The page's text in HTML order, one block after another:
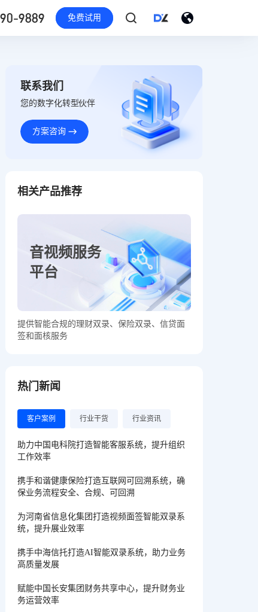
9889 免费试用
联系我们
您的数字化转型伙伴
方案咨询
相关产品推荐
音视频服务
平台
提供智能合规的理财双录、保险双录、信贷面
签和面核服务
热门新闻
客户案例 行业干货 行业资讯
助力中国电科院打造智能客服系统，提升组织
工作效率
携手和谐健康保险打造互联网可回溯系统，确
保业务流程安全、合规、可回溯
为河南省信息化集团打造视频面签智能双录系
统，提升展业效率
携手中海信托打造AI智能双录系统，助力业务
高质量发展
赋能中国长安集团财务共享中心，提升财务业
务运营效率